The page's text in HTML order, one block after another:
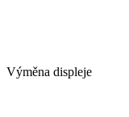
Výměna displeje